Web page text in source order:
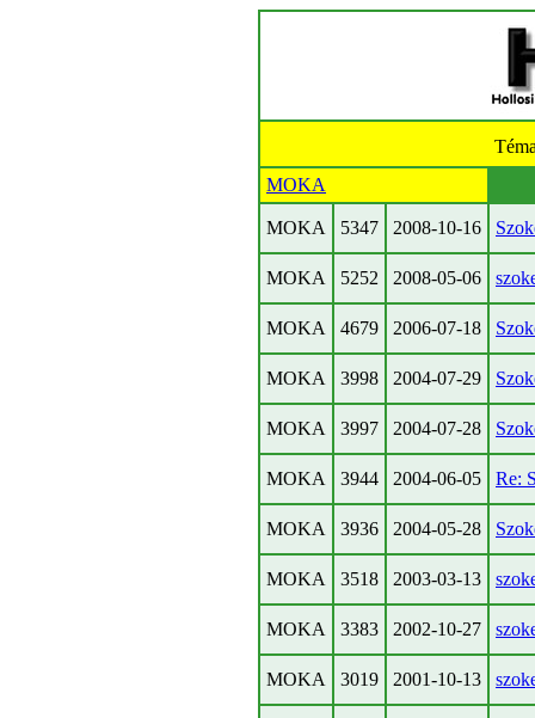
MOKA
MOKA 5347 2008-10-16
MOKA 5252 2008-05-06
MOKA 4679 2006-07-18
MOKA 3998 2004-07-29
MOKA 3997 2004-07-28
MOKA 3944 2004-06-05 Re:
MOKA 3936 2004-05-28
MOKA 3518 2003-03-13
MOKA 3383 2002-10-27
MOKA 3019 2001-10-13